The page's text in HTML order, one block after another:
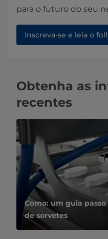
para o futuro do seu
Inscreva-se e leia o
Obtenha as
recentes
Como: um guia
de sorvetes